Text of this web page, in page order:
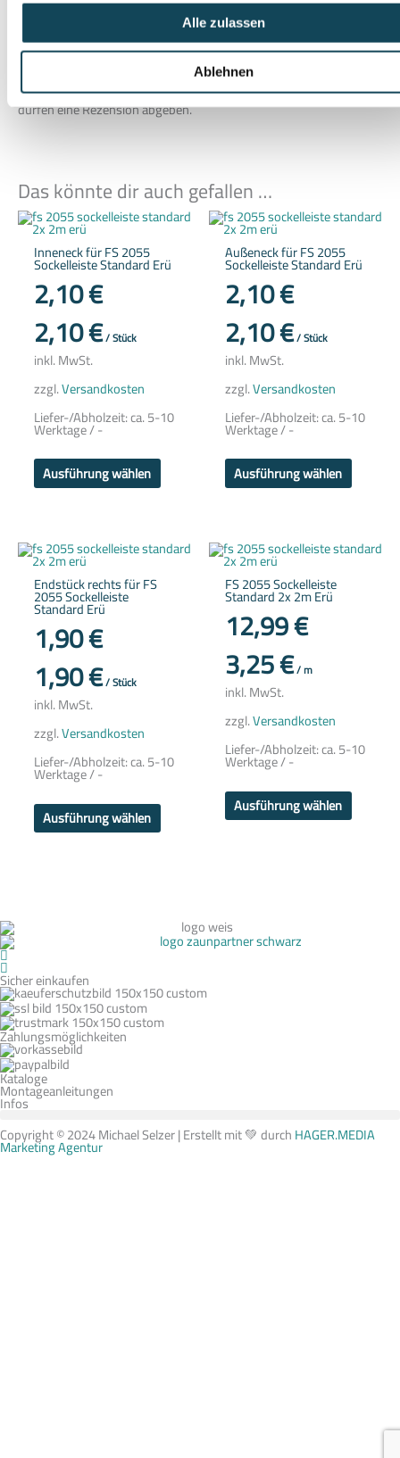
Alle zulassen
Ablehnen
m.guldenschuh@erue.de
Nur angemeldete Kunden, die dieses Produkt gekauft haben,
dürfen eine Rezension abgeben.
Das könnte dir auch gefallen …
Inneneck für FS 2055
Sockelleiste Standard Erü
2,10€
2,10€/Stück
inkl. MwSt.
zzgl.Versandkosten
Liefer-/Abholzeit:ca. 5-10
Werktage / -
Ausführung wählen
Dieses
Produkt
Varianten
auf.
Produktseite
Außeneck für FS 2055
Sockelleiste Standard Erü
2,10€
2,10€/Stück
inkl. MwSt.
zzgl.Versandkosten
Liefer-/Abholzeit:ca. 5-10
Werktage / -
Ausführung wählen
Dieses
Produkt
auf.
Endstück rechts für FS
2055 Sockelleiste
Standard Erü
1,90€
1,90€/Stück
inkl. MwSt.
zzgl.Versandkosten
Liefer-/Abholzeit:ca. 5-10
Werktage / -
Ausführung wählen
Dieses
Produkt
Produktseite
FS 2055 Sockelleiste
Standard 2x 2m Erü
12,99€
3,25€/m
inkl. MwSt.
zzgl.Versandkosten
Liefer-/Abholzeit:ca. 5-10
Werktage / -
Ausführung wählen
Dieses
Produkt
Sicher einkaufen
Zahlungsmöglichkeiten
Kataloge
Montageanleitungen
Infos
Copyright © 2024 Michael Selzer | Erstellt mit 💚 durchHAGER.MEDIA
Marketing Agentur